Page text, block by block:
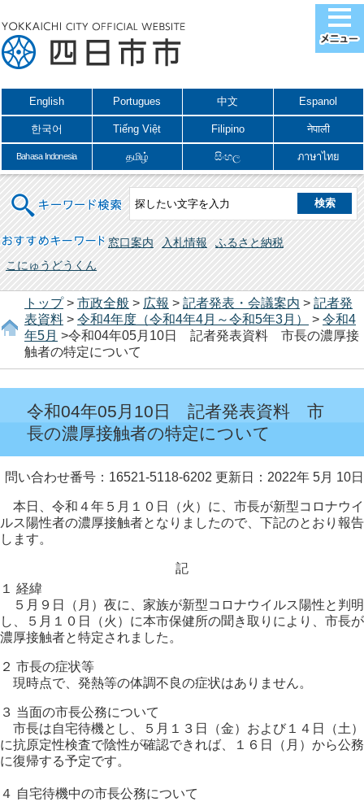
English Portugues 中文 Espanol
한국어 Tiếng Việt Filipino नेपाली
Bahasa Indonesia தமிழ் සිංහල ภาษาไทย
キーワード検索
おすすめキーワード 窓口案内 入札情報
ふるさと納税
こにゅうどうくん
トップ> 市政全般 > 広報 > 記者発表・会議案内 > 記者発
表資料 > 令和4年度（令和4年4月～令和5年3月） > 令和4
年5月 >令和04年05月10日 記者発表資料 市長の濃厚接
触者の特定について
令和04年05月10日 記者発表資料 市
長の濃厚接触者の特定について
問い合わせ番号：16521-5118-6202 更新日：2022年 5月 10日
本日、令和４年５月１０日（火）に、市長が新型コロナウイ
ルス陽性者の濃厚接触者となりましたので、下記のとおり報告
します。
記
１ 経緯
５月９日（月）夜に、家族が新型コロナウイルス陽性と判明
し、５月１０日（火）に本市保健所の聞き取りにより、市長が
濃厚接触者と特定されました。
２ 市長の症状等
現時点で、発熱等の体調不良の症状はありません。
３ 当面の市長公務について
市長は自宅待機とし、５月１３日（金）および１４日（土）
に抗原定性検査で陰性が確認できれば、１６日（月）から公務
に復帰する予定です。
４ 自宅待機中の市長公務について